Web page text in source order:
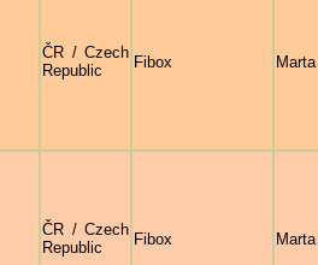
ČR / Czech
Republic
Fibox
ČR / Czech
Republic
Fibox